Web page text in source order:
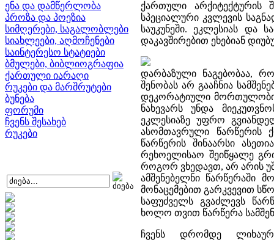
ენა და დამწერლობა
პროზა და პოეზია
სიმღერები, საგალობლები
სიახლეები, აღმოჩენები
საინტერესო სტატიები
ბმულები, ბიბლიოგრაფია
ქართული იარაღი
რუკები და მარშრუტები
ბუნება
ფორუმი
ჩვენს შესახებ
რუკები
ქართული არქიტექტურის
სპეციალური კვლევის
საუკუნეში. ეკლესიას და
დაკავშირებით ეხებიან
დარბაზული ნაგებობაა,
შენობას არ გააჩნია
დეკორატიული
ნახევარს უნდა
ეკლესიაზე უფრო
ასომთავრული წარწერის
წარწერის შინაარსი
რეხოელისაო შეიწყალე
როგორ ვხედავთ, არ არის
ამშენებელნი წარწერაში
მონაცემებით გარკვევით
საფუძველს გვაძლევს
ხოლო თვით წარწერა
ჩვენს დრომდე